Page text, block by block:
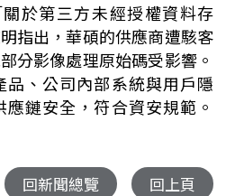
於第三方未經授權資料存
指出，華碩的供應商遭駭客
分影像處理原始碼受影響。
品、公司內部系統與用戶隱
鏈安全，符合資安規範。
回新聞總覽 回上頁